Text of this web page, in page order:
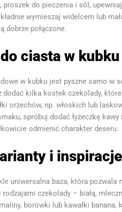
proszek do pieczenia i sól,
wymieszaj widelcem lub
dobrze połączone.
ciasta w kubku
w kubku jest pyszne samo w
kilka kostek czekolady,
orzechów, np. włoskich lub
spróbuj dodać łyżeczkę
odmienić charakter deseru.
i inspiracje
uniwersalna baza, która
czekolady – białą,
borówki lub kawałki